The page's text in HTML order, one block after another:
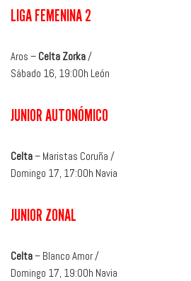
LIGA FEMENINA 2
Aros – Celta Zorka/
Sábado 16, 19:00h León
JUNIOR AUTONÓMICO
Celta– Maristas Coruña /
Domingo 17, 17:00h Navia
JUNIOR ZONAL
Celta– Blanco Amor /
Domingo 17, 19:00h Navia